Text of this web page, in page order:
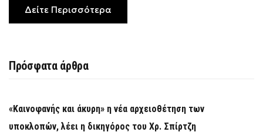
Δείτε Περισσότερα
Πρόσφατα άρθρα
«Καινοφανής και άκυρη» η νέα αρχειοθέτηση των
υποκλοπών, λέει η δικηγόρος του Χρ. Σπίρτζη